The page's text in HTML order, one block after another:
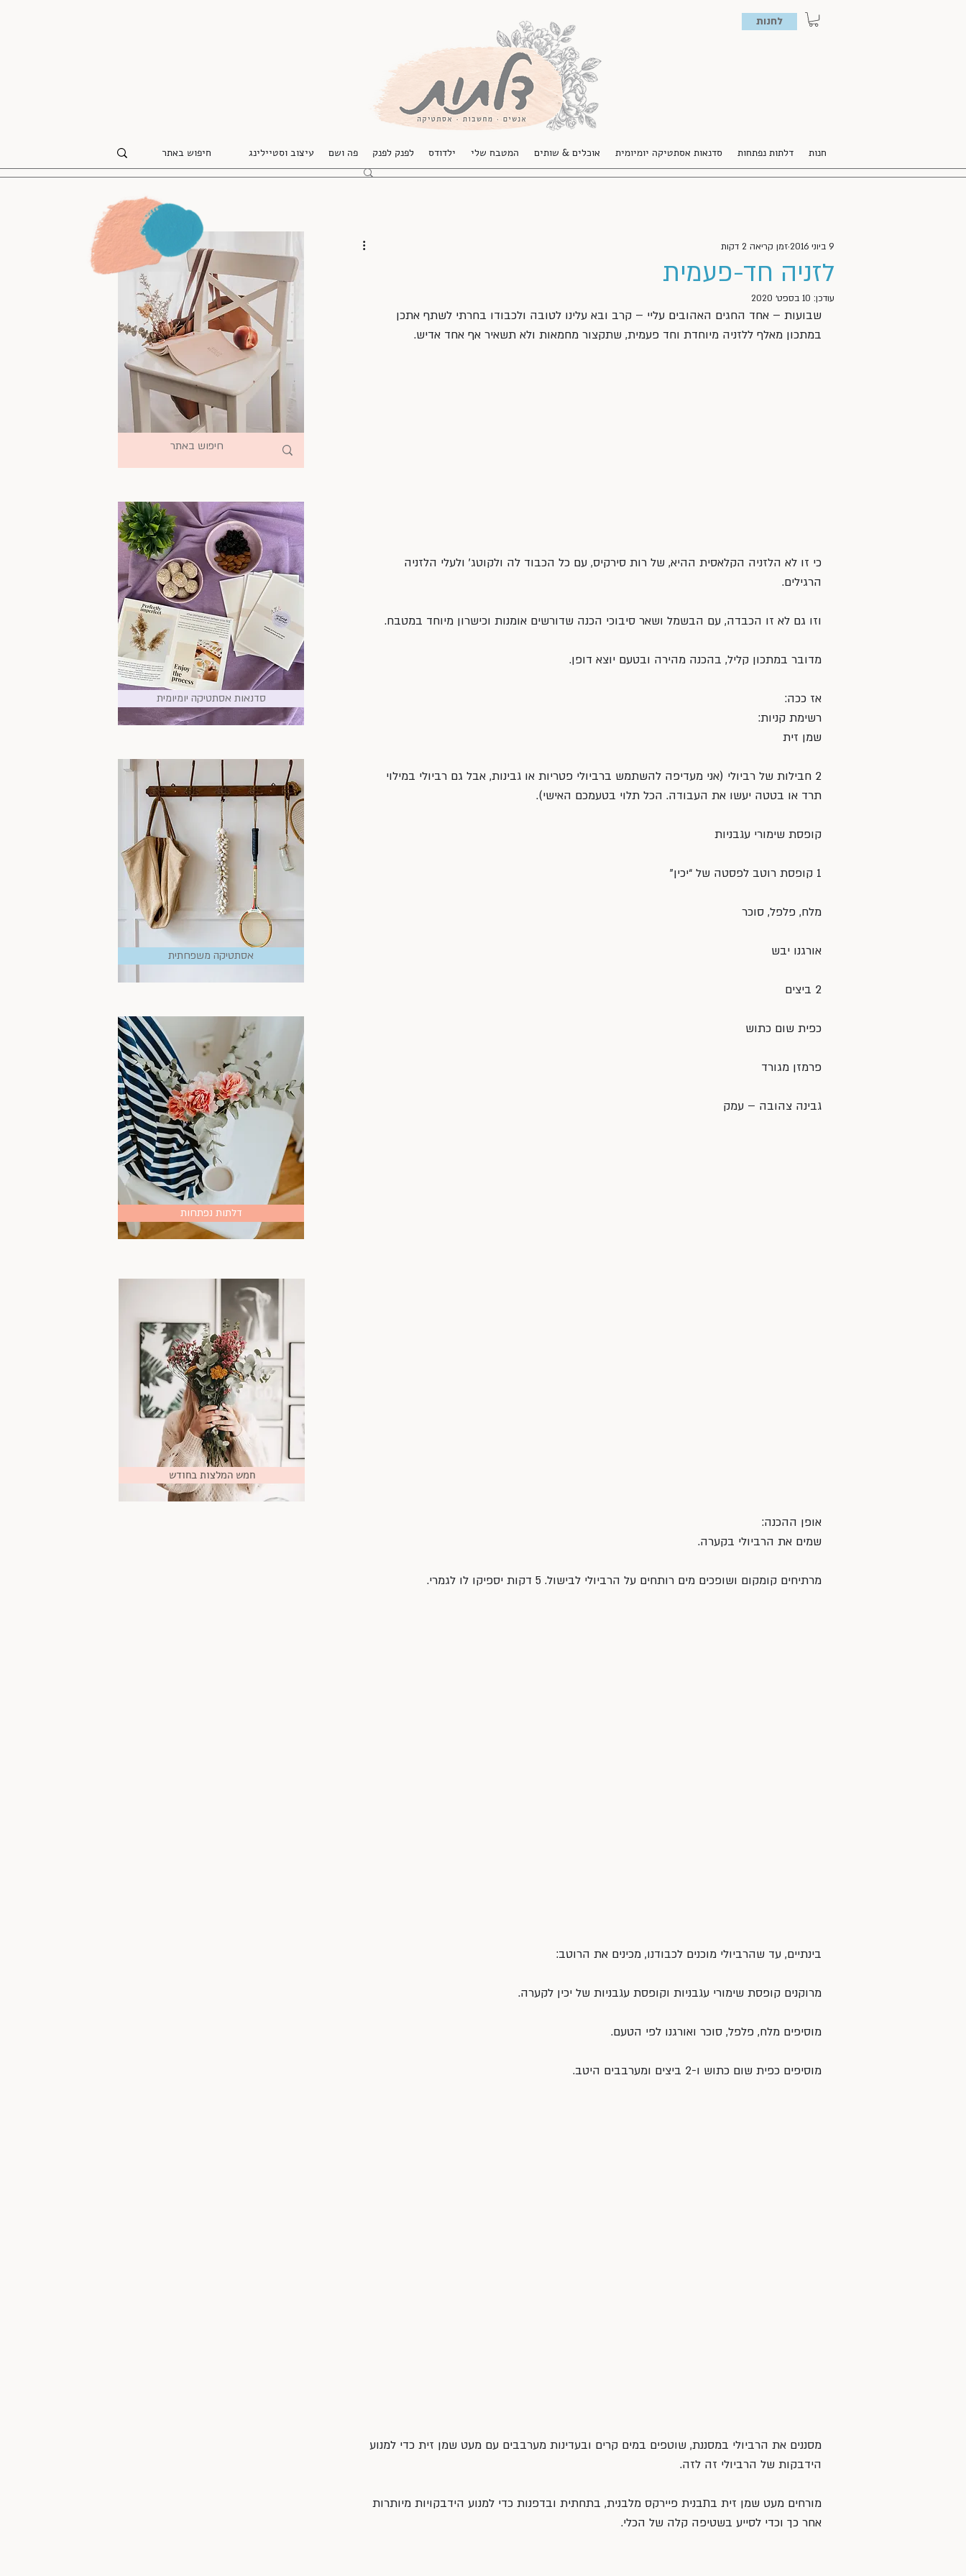
לחנות
חנות דלתות נפתחות סדנאות אסתטיקה יומיומית אוכלים & שותים המטבח שלי ילדודס לפנק לפנק פה ושם עיצוב וסטיילינג
לזניה חד-פעמית
9 ביוני 2016 זמן קריאה 2 דקות
עודכן: 10 בספט׳ 2020
שבועות – אחד החגים האהובים עליי – קרב ובא עלינו לטובה ולכבודו בחרתי לשתף אתכן
במתכון מאלף ללזניה מיוחדת וחד פעמית, שתקצור מחמאות ולא תשאיר אף אחד אדיש.
כי זו לא הלזניה הקלאסית ההיא, של רות סירקיס, עם כל הכבוד לה ולקוטג׳ ולעלי הלזניה
הרגילים.
וזו גם לא זו הכבדה, עם הבשמל ושאר סיבוכי הכנה שדורשים אומנות וכישרון מיוחד במטבח.
מדובר במתכון קליל, בהכנה מהירה ובטעם יוצא דופן.
אז ככה:
רשימת קניות:
שמן זית
2 חבילות של רביולי (אני מעדיפה להשתמש ברביולי פטריות או גבינות, אבל גם רביולי במילוי
תרד או בטטה יעשו את העבודה. הכל תלוי בטעמכם האישי).
קופסת שימורי עגבניות
1 קופסת רוטב לפסטה של “יכין”
מלח, פלפל, סוכר
אורגנו יבש
2 ביצים
כפית שום כתוש
פרמזן מגורד
גבינה צהובה – עמק
אופן ההכנה:
שמים את הרביולי בקערה.
מרתיחים קומקום ושופכים מים רותחים על הרביולי לבישול. 5 דקות יספיקו לו לגמרי.
בינתיים, עד שהרביולי מוכנים לכבודנו, מכינים את הרוטב:
מרוקנים קופסת שימורי עגבניות וקופסת עגבניות של יכין לקערה.
מוסיפים מלח, פלפל, סוכר ואורגנו לפי הטעם.
מוסיפים כפית שום כתוש ו-2 ביצים ומערבבים היטב.
מסננים את הרביולי במסננת, שוטפים במים קרים ובעדינות מערבבים עם מעט שמן זית כדי למנוע
הידבקות של הרביולי זה לזה.
מורחים מעט שמן זית בתבנית פיירקס מלבנית, בתחתית ובדפנות כדי למנוע הידבקויות מיותרות
אחר כך וכדי לסייע בשטיפה קלה של הכלי.
סדנאות אסתטיקה יומיומית
אסתטיקה משפחתית
דלתות נפתחות
חמש המלצות בחודש